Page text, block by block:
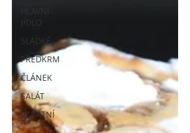
HLAVNÍ
JÍDLO
SLADKÉ
PŘEDKRM
ČLÁNEK
SALÁT
OSTATNÍ